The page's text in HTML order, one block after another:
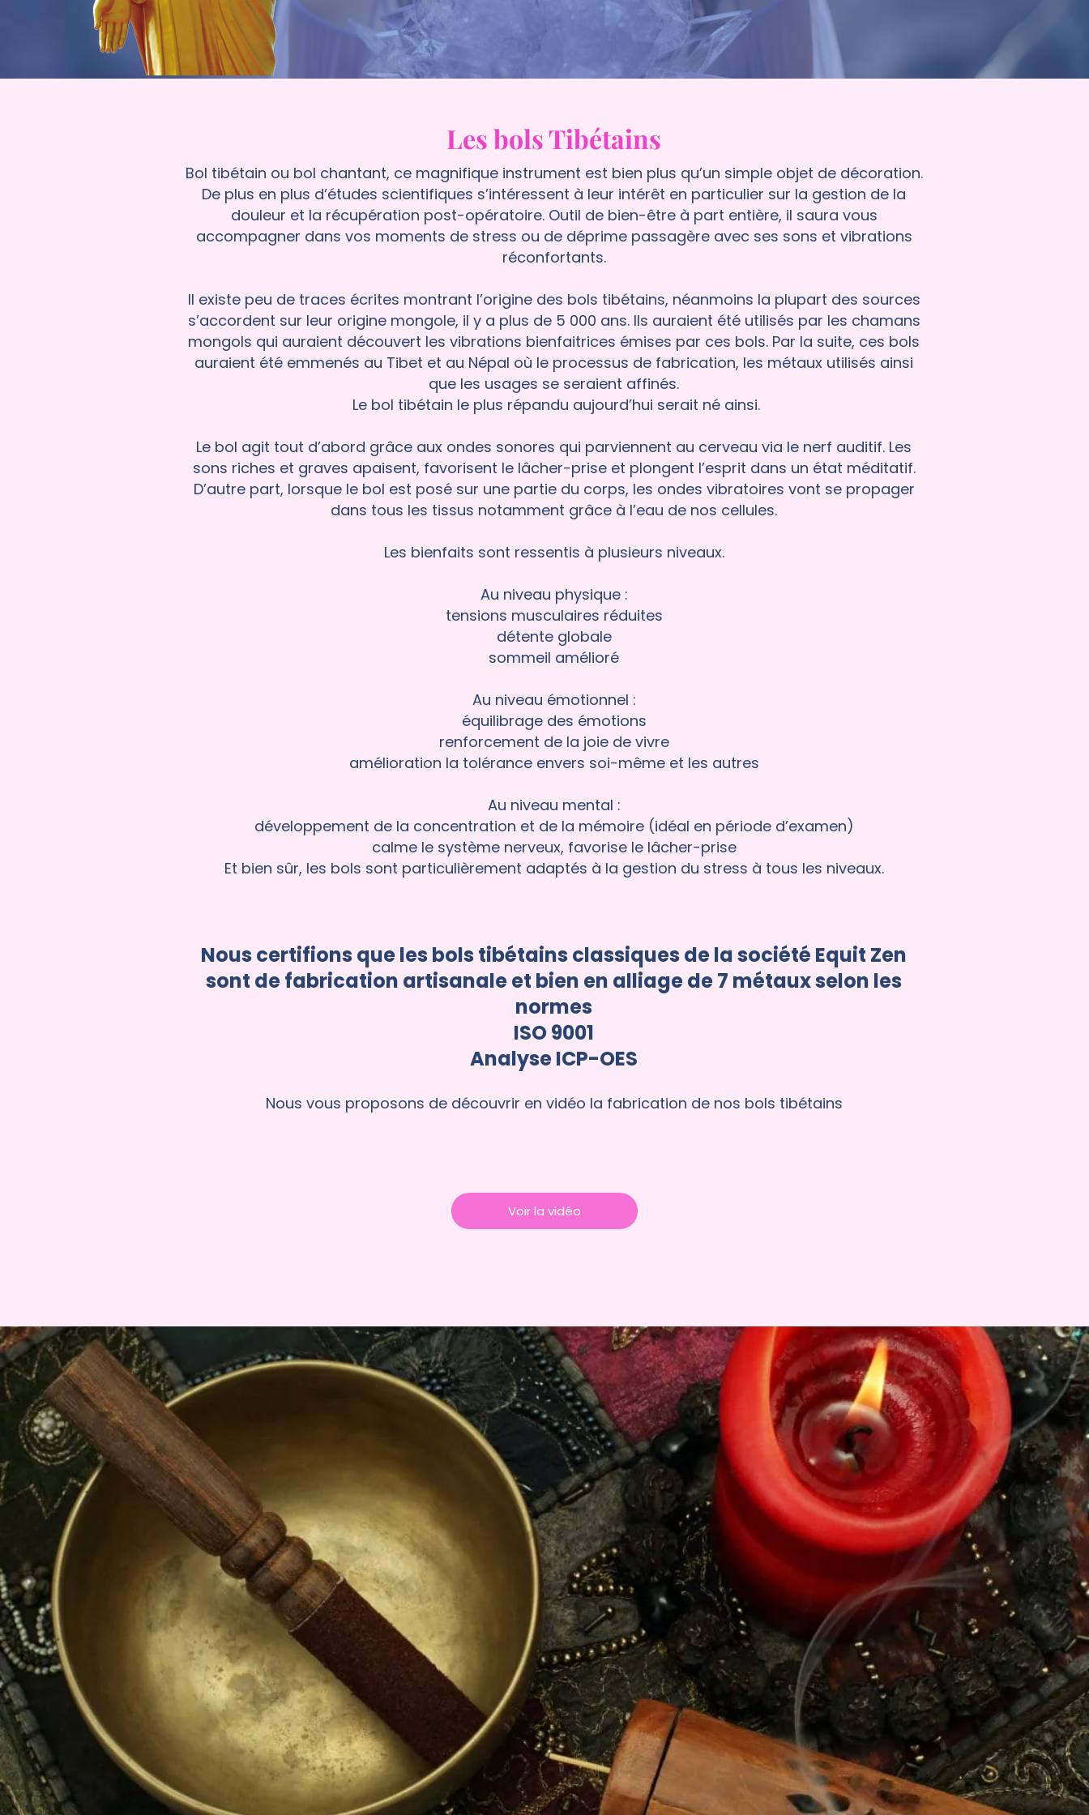
Les bols Tibétains
Bol tibétain ou bol chantant, ce magnifique instrument est bien plus qu’un simple objet de décoration.
De plus en plus d’études scientifiques s’intéressent à leur intérêt en particulier sur la gestion de la
douleur et la récupération post-opératoire. Outil de bien-être à part entière, il saura vous
accompagner dans vos moments de stress ou de déprime passagère avec ses sons et vibrations
réconfortants.
Il existe peu de traces écrites montrant l’origine des bols tibétains, néanmoins la plupart des sources
s’accordent sur leur origine mongole, il y a plus de 5 000 ans. Ils auraient été utilisés par les chamans
mongols qui auraient découvert les vibrations bienfaitrices émises par ces bols. Par la suite, ces bols
auraient été emmenés au Tibet et au Népal où le processus de fabrication, les métaux utilisés ainsi
que les usages se seraient affinés.
Le bol tibétain le plus répandu aujourd’hui serait né ainsi.
Le bol agit tout d’abord grâce aux ondes sonores qui parviennent au cerveau via le nerf auditif. Les
sons riches et graves apaisent, favorisent le lâcher-prise et plongent l’esprit dans un état méditatif.
D’autre part, lorsque le bol est posé sur une partie du corps, les ondes vibratoires vont se propager
dans tous les tissus notamment grâce à l’eau de nos cellules.
Les bienfaits sont ressentis à plusieurs niveaux.
Au niveau physique :
tensions musculaires réduites
détente globale
sommeil amélioré
Au niveau émotionnel :
équilibrage des émotions
renforcement de la joie de vivre
amélioration la tolérance envers soi-même et les autres
Au niveau mental :
développement de la concentration et de la mémoire (idéal en période d’examen)
calme le système nerveux, favorise le lâcher-prise
Et bien sûr, les bols sont particulièrement adaptés à la gestion du stress à tous les niveaux.
Nous certifions que les bols tibétains classiques de la société Equit Zen
sont de fabrication artisanale et bien en alliage de 7 métaux selon les
normes
ISO 9001
Analyse ICP-OES
Nous vous proposons de découvrir en vidéo la fabrication de nos bols tibétains
Voir la vidéo